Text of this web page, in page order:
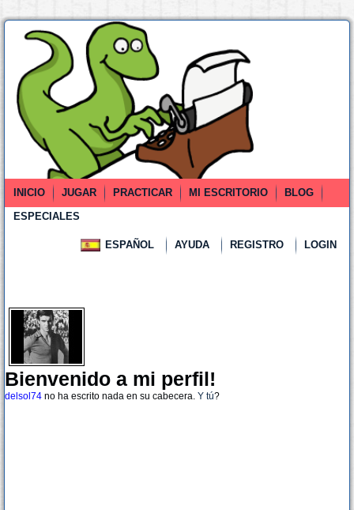
INICIO JUGAR PRACTICAR MI ESCRITORIO
BLOG
ESPECIALES
ESPAÑOL AYUDA REGISTRO LOGIN
Bienvenido a mi perfil!
delsol74 no ha escrito nada en su cabecera. Y tú?